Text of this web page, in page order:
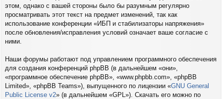
этом, однако с вашей стороны было бы разумным регулярно
просматривать этот текст на предмет изменений, так как
использование конференции «ИБП и стабилизаторы напряжения»
после обновления/исправления условий означает ваше согласие с
ними.
Наши форумы работают под управлением программного обеспечения
для создания конференций phpBB (в дальнейшем «они»,
«программное обеспечение phpBB», «www.phpbb.com», «phpBB
Limited», «phpBB Teams»), выпущенного по лицензии «GNU General
Public License v2» (в дальнейшем «GPL»). Скачать его можно по